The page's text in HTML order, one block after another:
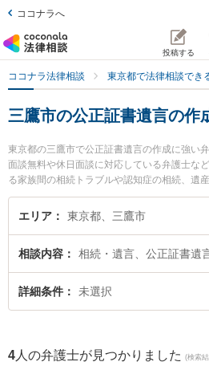
ココナラへ
投稿する
ココナラ法律相談 東京都で法律相談でき
三鷹市の公正証書遺言の作
東京都の三鷹市で公正証書遺言の作成に強い
面談無料や休日面談に対応している弁護士な
る家族間の相続トラブルや認知症の相続、遺
み検索もでき便利です。特にしらと総合法律
女 智昭弁護士や関総合法律事務所の関 真悟
に弁護士に相談したい』『公正証書遺言の作
くの弁護士を検索したい』『初回相談無料で
きる三鷹市内の弁護士に相談予約したい』な
エリア 東京都、三鷹市
相談内容 相続・遺言、公正証書遺
詳細条件 未選択
4 人の弁護士が見つかりました (検索